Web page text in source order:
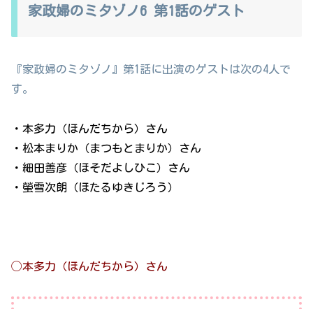
家政婦のミタゾノ6 第1話のゲスト
『家政婦のミタゾノ』第1話に出演のゲストは次の4人で
す。
・本多力（ほんだちから）さん
・松本まりか（まつもとまりか）さん
・細田善彦（ほそだよしひこ）さん
・螢雪次朗（ほたるゆきじろう）
◯本多力（ほんだちから）さん